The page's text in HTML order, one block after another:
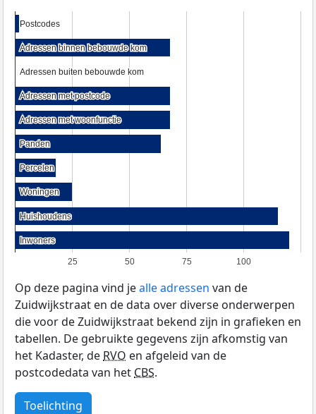
25 50 75 100
Postcodes
Postcodes
Adressen binnen bebouwde kom
Adressen binnen bebouwde kom
Adressen buiten bebouwde kom
Adressen buiten bebouwde kom
Adressen met postcode
Adressen met postcode
Adressen met woonfunctie
Adressen met woonfunctie
Panden
Panden
Percelen
Percelen
Woningen
Woningen
Huishoudens
Huishoudens
Inwoners
Inwoners
Op deze pagina vind jealle adressen van de
Zuidwijkstraat en de data over diverse onderwerpen
die voor de Zuidwijkstraat bekend zijn in grafieken en
tabellen. De gebruikte gegevens zijn afkomstig van
het Kadaster, de RVO en afgeleid van de
postcodedata van het CBS.
Toelichting